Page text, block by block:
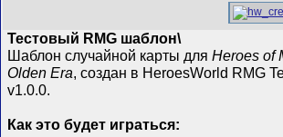
Тестовый RMG шаблон\
Шаблон случайной карты дляHeroes of
Olden Era, создан в HeroesWorld RMG
v1.0.0.
Как это будет играться: